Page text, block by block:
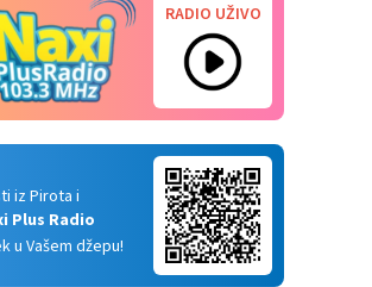
RADIO UŽIVO
iz Pirota i
Plus Radio
u Vašem džepu!